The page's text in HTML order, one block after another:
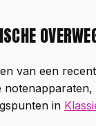
van een
in